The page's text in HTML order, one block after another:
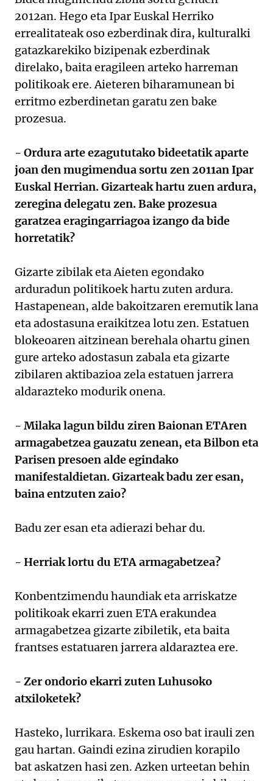
2012an. Hego eta Ipar Euskal Herriko
errealitateak oso ezberdinak dira, kulturalki
gatazkarekiko bizipenak ezberdinak
direlako, baita eragileen arteko harreman
politikoak ere. Aieteren biharamunean bi
erritmo ezberdinetan garatu zen bake
prozesua.
- Ordura arte ezagututako bideetatik aparte
joan den mugimendua sortu zen 2011an Ipar
Euskal Herrian. Gizarteak hartu zuen ardura,
zeregina delegatu zen. Bake prozesua
garatzea eragingarriagoa izango da bide
horretatik?
Gizarte zibilak eta Aieten egondako
arduradun politikoek hartu zuten ardura.
Hastapenean, alde bakoitzaren eremutik lana
eta adostasuna eraikitzea lotu zen. Estatuen
blokeoaren aitzinean berehala ohartu ginen
gure arteko adostasun zabala eta gizarte
zibilaren aktibazioa zela estatuen jarrera
aldarazteko modurik onena.
- Milaka lagun bildu ziren Baionan ETAren
armagabetzea gauzatu zenean, eta Bilbon eta
Parisen presoen alde egindako
manifestaldietan. Gizarteak badu zer esan,
baina entzuten zaio?
Badu zer esan eta adierazi behar du.
- Herriak lortu du ETA armagabetzea?
Konbentzimendu haundiak eta arriskatze
politikoak ekarri zuen ETA erakundea
armagabetzea gizarte zibiletik, eta baita
frantses estatuaren jarrera aldaraztea ere.
- Zer ondorio ekarri zuten Luhusoko
atxiloketek?
Hasteko, lurrikara. Eskema oso bat irauli zen
gau hartan. Gaindi ezina zirudien korapilo
bat askatzen hasi zen. Azken urteetan behin